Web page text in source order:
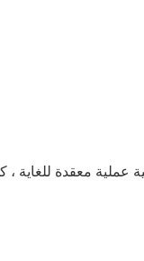
عملية معقدة